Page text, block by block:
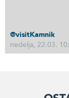
@visitKamnik
nedelja, 22.03.